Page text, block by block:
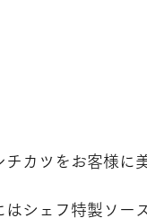
チカツをお客様
はシェフ特製ソー